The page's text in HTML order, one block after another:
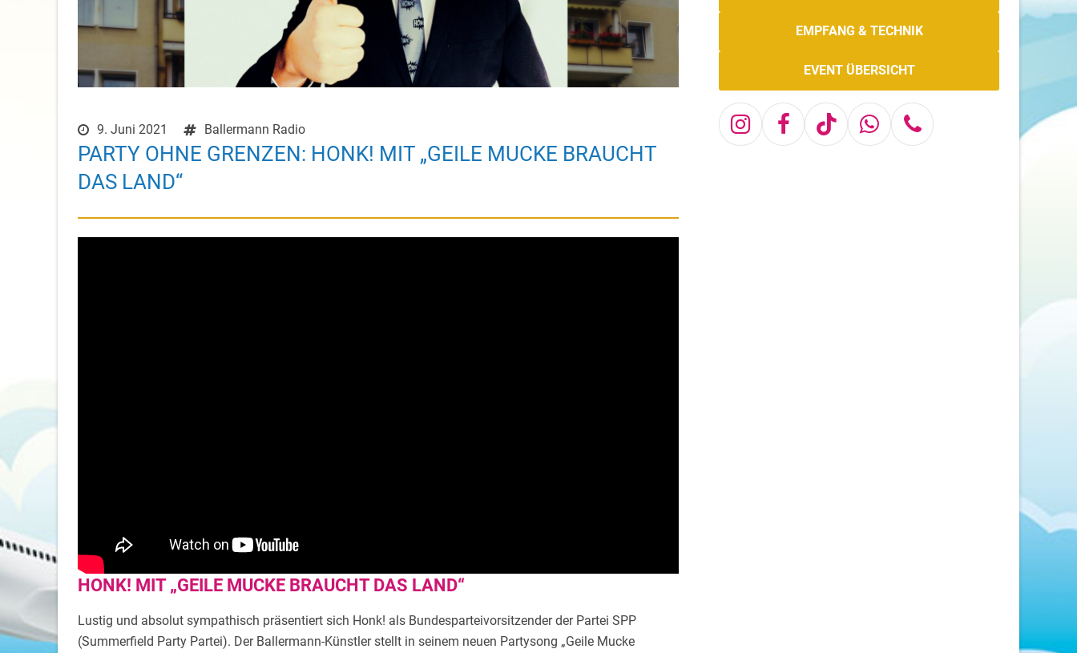
9. Juni 2021 Ballermann Radio
PARTY OHNE GRENZEN: HONK! MIT „GEILE MUCKE BRAUCHT
DAS LAND“
HONK! MIT „GEILE MUCKE BRAUCHT DAS LAND“
Lustig und absolut sympathisch präsentiert sich Honk! als Bundesparteivorsitzender der Partei SPP
(Summerfield Party Partei). Der Ballermann-Künstler stellt in seinem neuen Partysong „Geile Mucke
EMPFANG & TECHNIK
EVENT ÜBERSICHT
Instagram
Facebook
TiktokWhatsapp
Telefon